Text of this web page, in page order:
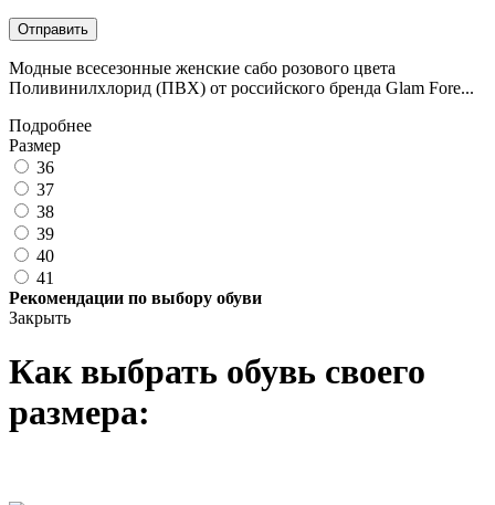
Отправить
Модные всесезонные женские сабо розового цвета
Поливинилхлорид (ПВХ) от российского бренда Glam Fore...
Подробнее
Размер
36
37
38
39
40
41
Рекомендации по выбору обуви
Закрыть
Как выбрать обувь своего
размера: